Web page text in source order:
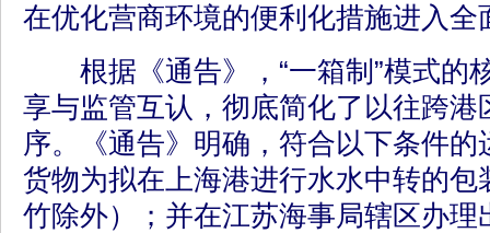
在优化营商环境的便利化措施进入全
根据《通告》，“一箱制”模式的
享与监管互认，彻底简化了以往跨港
序。《通告》明确，符合以下条件
货物为拟在上海港进行水水中转的包
竹除外）；并在江苏海事局辖区办理